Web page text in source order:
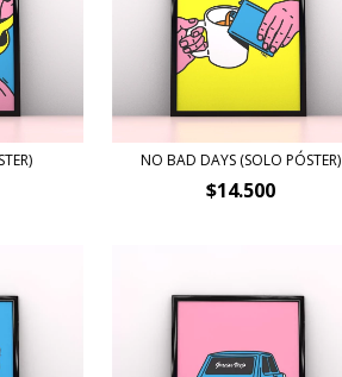
NO BAD DAYS (SOLO PÓSTER)
$14.500